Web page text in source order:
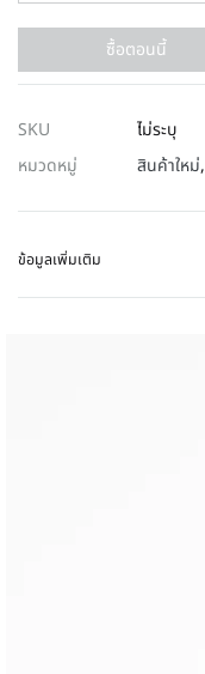
ซื้อตอนนี้
SKU
ไม่ระบุ
หมวดหมู่
สินค้าใหม่,
ข้อมูลเพิ่มเติม